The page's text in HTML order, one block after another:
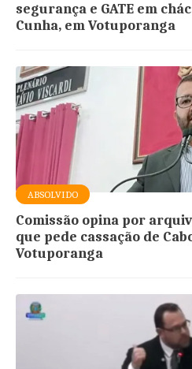
segurança e GATE em
Cunha, em Votuporanga
ABSOLVIDO
Comissão opina por
que pede cassação de
Votuporanga